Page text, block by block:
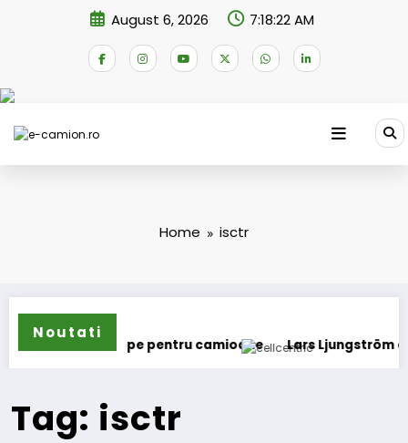
August 6, 2026 7:18:22 AM
Home isctr
Noutati
anvelope pentru camioane Lars Ljungström a fost
Tag: isctr